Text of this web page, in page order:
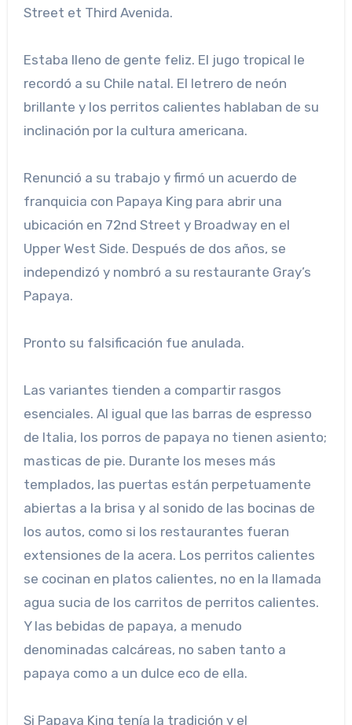
Street et Third Avenida.
Estaba lleno de gente feliz. El jugo tropical le
recordó a su Chile natal. El letrero de neón
brillante y los perritos calientes hablaban de su
inclinación por la cultura americana.
Renunció a su trabajo y firmó un acuerdo de
franquicia con Papaya King para abrir una
ubicación en 72nd Street y Broadway en el
Upper West Side. Después de dos años, se
independizó y nombró a su restaurante Gray’s
Papaya.
Pronto su falsificación fue anulada.
Las variantes tienden a compartir rasgos
esenciales. Al igual que las barras de espresso
de Italia, los porros de papaya no tienen asiento;
masticas de pie. Durante los meses más
templados, las puertas están perpetuamente
abiertas a la brisa y al sonido de las bocinas de
los autos, como si los restaurantes fueran
extensiones de la acera. Los perritos calientes
se cocinan en platos calientes, no en la llamada
agua sucia de los carritos de perritos calientes.
Y las bebidas de papaya, a menudo
denominadas calcáreas, no saben tanto a
papaya como a un dulce eco de ella.
Si Papaya King tenía la tradición y el